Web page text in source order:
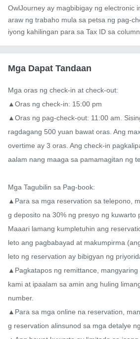
OwlJourney ay magbibigay ng electronic
araw ng trabaho mula sa petsa ng pag-
iyong kahilingan para sa Tax ID sa
Mga Dapat Tandaan
Mga oras ng check-in at check-out:
▲Oras ng check-in: 15:00 pm
▲Oras ng pag-check-out: 11:00 am.
ragdagang 500 yuan bawat oras. Ang
overtime ay 3 oras. Ang check-in
aalam nang maaga sa pamamagitan ng
Mga Tagubilin sa Pag-book:
▲Para sa mga reservation sa telepono,
g deposito na 30% ng presyo ng kuwarto
Maaari lamang kumpletuhin ang
leto ang pagbabayad at makumpirma
leto ng reservation ay bibigyan ng
▲Pagkatapos ng remittance,
kami at ipaalam sa amin ang huling
number.
▲Para sa mga online na reservation,
g reservation alinsunod sa mga detalye